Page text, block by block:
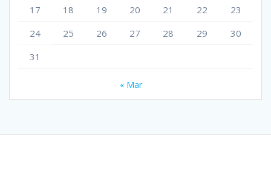
17
18 19 20 21 22
23
24
25 26 27 28 29
30
31
« Mar